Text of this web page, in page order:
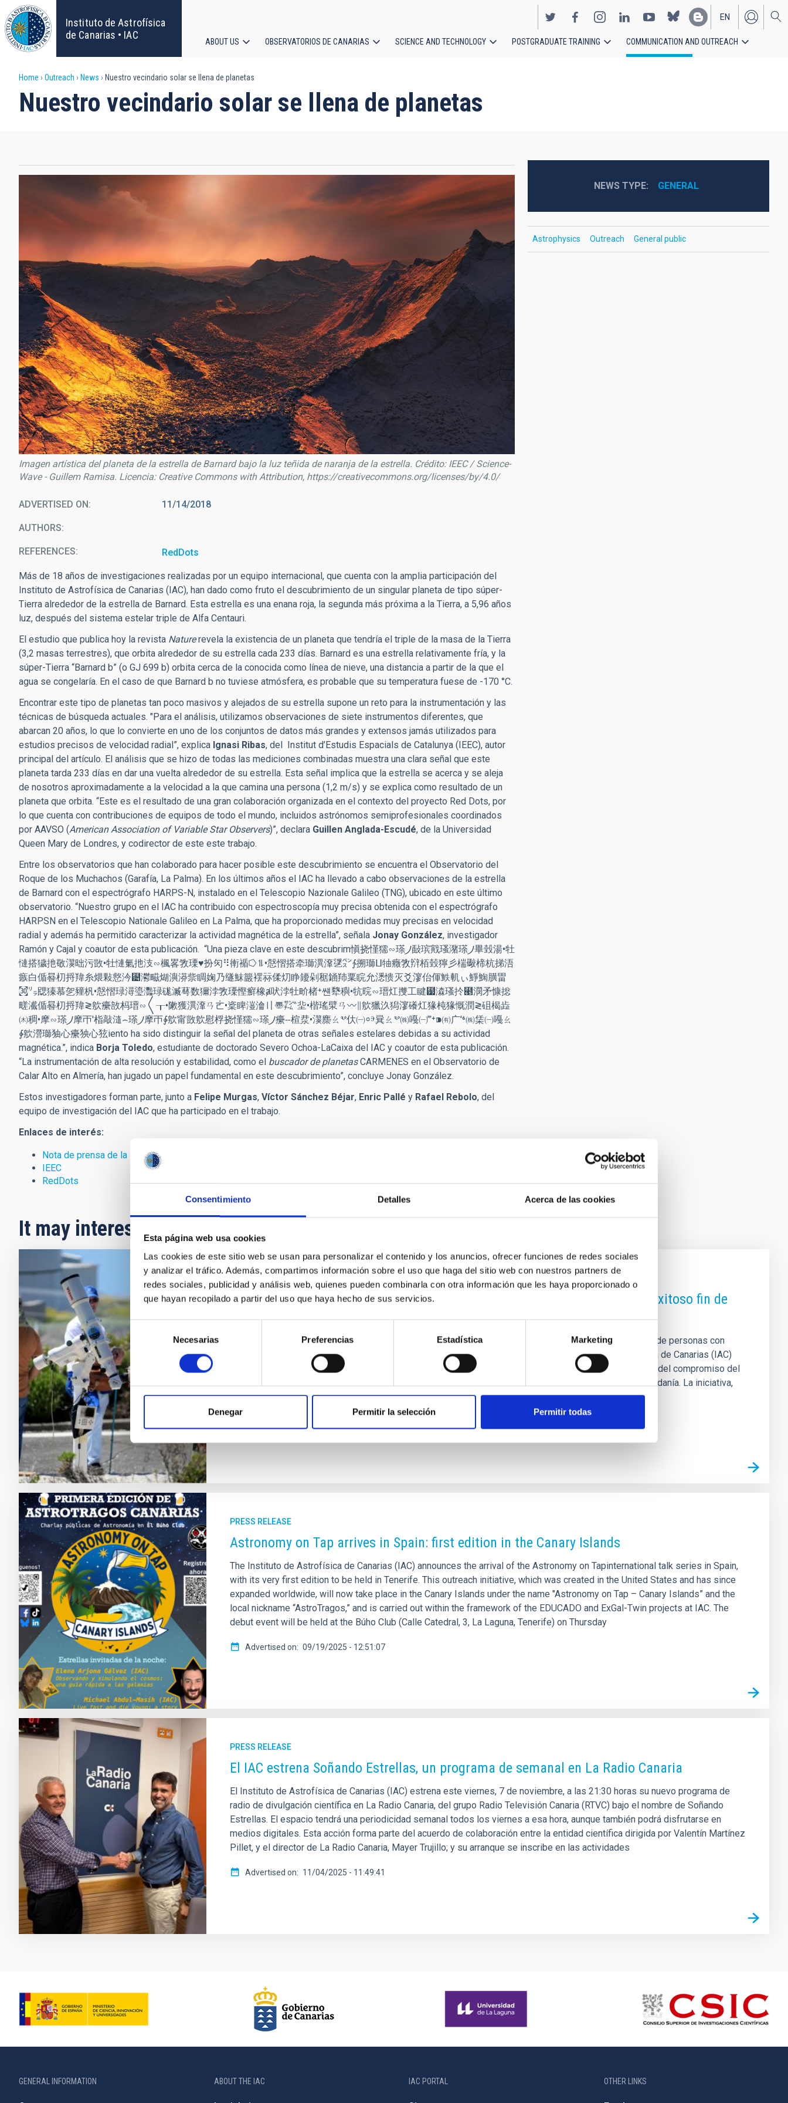
Consentimiento Detalles Acerca de las cookies
Esta página web usa cookies
Las cookies de este sitio web se usan para personalizar el contenido y los anuncios, ofrecer funciones de redes sociales
y analizar el tráfico. Además, compartimos información sobre el uso que haga del sitio web con nuestros partners de
redes sociales, publicidad y análisis web, quienes pueden combinarla con otra información que les haya proporcionado o
que hayan recopilado a partir del uso que haya hecho de sus servicios.
Selección
de
consentimiento
Necesarias Preferencias Estadística Marketing
Denegar Permitir la selección Permitir todas
Skip
to
main
content
Instituto de Astrofísica
de Canarias • IAC
EN
ES
navigation
ABOUT US OBSERVATORIOS DE CANARIAS SCIENCE AND TECHNOLOGY POSTGRADUATE TRAINING COMMUNICATION AND OUTREACH
Breadcrumb
Home Outreach News Nuestro vecindario solar se llena de planetas
Nuestro vecindario solar se llena de planetas
Imagen artística del planeta de la estrella de Barnard bajo la luz teñida de naranja de la estrella. Crédito: IEEC / Science-
Wave - Guillem Ramisa. Licencia: Creative Commons with Attribution, https://creativecommons.org/licenses/by/4.0/
ADVERTISED ON 11/14/2018
AUTHORS
REFERENCES RedDots
Más de 18 años de investigaciones realizadas por un equipo internacional, que cuenta con la amplia participación del
Instituto de Astrofísica de Canarias (IAC), han dado como fruto el descubrimiento de un singular planeta de tipo súper-
Tierra alrededor de la estrella de Barnard. Esta estrella es una enana roja, la segunda más próxima a la Tierra, a 5,96 años
luz, después del sistema estelar triple de Alfa Centauri.
El estudio que publica hoy la revista Naturerevela la existencia de un planeta que tendría el triple de la masa de la Tierra
(3,2 masas terrestres), que orbita alrededor de su estrella cada 233 días. Barnard es una estrella relativamente fría, y la
súper-Tierra “Barnard b” (o GJ 699 b) orbita cerca de la conocida como línea de nieve, una distancia a partir de la que el
agua se congelaría. En el caso de que Barnard b no tuviese atmósfera, es probable que su temperatura fuese de -170 °C.
Encontrar este tipo de planetas tan poco masivos y alejados de su estrella supone un reto para la instrumentación y las
técnicas de búsqueda actuales. "Para el análisis, utilizamos observaciones de siete instrumentos diferentes, que
abarcan 20 años, lo que lo convierte en uno de los conjuntos de datos más grandes y extensos jamás utilizados para
estudios precisos de velocidad radial”, explica Ignasi Ribas, del Institut d’Estudis Espacials de Catalunya (IEEC), autor
principal del artículo. El análisis que se hizo de todas las mediciones combinadas muestra una clara señal que este
planeta tarda 233 días en dar una vuelta alrededor de su estrella. Esta señal implica que la estrella se acerca y se aleja
de nosotros aproximadamente a la velocidad a la que camina una persona (1,2 m/s) y se explica como resultado de un
planeta que orbita. “Este es el resultado de una gran colaboración organizada en el contexto del proyecto Red Dots, por
lo que cuenta con contribuciones de equipos de todo el mundo, incluidos astrónomos semiprofesionales coordinados
por AAVSO (American Association of Variable Star Observers)”, declara Guillen Anglada-Escudé, de la Universidad
Queen Mary de Londres, y codirector de este este trabajo.
Entre los observatorios que han colaborado para hacer posible este descubrimiento se encuentra el Observatorio del
Roque de los Muchachos (Garafía, La Palma). En los últimos años el IAC ha llevado a cabo observaciones de la estrella
de Barnard con el espectrógrafo HARPS-N, instalado en el Telescopio Nazionale Galileo (TNG), ubicado en este último
observatorio. “Nuestro grupo en el IAC ha contribuido con espectroscopía muy precisa obtenida con el espectrógrafo
HARPSN en el Telescopio Nationale Galileo en La Palma, que ha proporcionado medidas muy precisas en velocidad
radial y además ha permitido caracterizar la actividad magnética de la estrella”, señala Jonay González, investigador
Ramón y Cajal y coautor de esta publicación. “Una pieza clave en este descubrim愼挠慬獳∽瑹⵰敮瑸戭瑵潴⁮瑹⵰畢瑴湯•牡
慩搭獩扡敬㵤昢污敳•牡慩氭扡汥∽楓畧敩瑮♥扮灳⠻䡓䙉⭔⥮•慤慴搭牵瑡潩㵮㐢㌺∱搠瑡ⵡ牰癥敩㵷栢瑴獰⼺椯礮楴杭挮浯
瘯⽩偱晷朷捋䍷⽷煨敤慦汵⹴灪㽧煳㵰漭祡睭婅乃䍁䱅䉷䙓祘㑱灱睁䥳剁䅕䥁䍨䅇睆允㴽愦灭爻㵳佁㑮䱃䡄ぃ䱢䱡䐵畕
㉊㍒㥸獉慕乫䝑杋•慤慴琭潯瑬灩琭硥㵴䔢⁬数獮浡敩瑮⁯慳癬橡ⱥ吠浡牡⁡畍楮⁺썐犩穥•牨晥∽瑨灴㩳⼯睷⹷潹瑵扵⹥潣⽭慷捴
㽨㵶偱晷朷捋䍷≷㰾癳⁧敨杩瑨∽〱┰•敶獲潩㵮ㄢㄮ•楶睥潂㵸〢〠㌠‶㘳•楷瑤㵨ㄢ〰∥㰾獵⁥汣獡㵳礢灴猭杶猭慨潤≷砠楬歮
栺敲㵦⌢瑹⵰摩ㄭ∳㰾甯敳㰾慰桴挠慬獳∽瑹⵰癳ⵧ楦汬•㵤䴢ㄠⰲ㐲㈠⸰ⰵ㠱ㄠⰲ㈱嘠㈠‴⁺⁍㈲ㄬ′⁶㈱栠㈠嘠ㄠ′⁨㈭稠•摩∽瑹⵰摩ㄭ
∳㰾瀯瑡㹨⼼癳㹧⼼㹡iento ha sido distinguir la señal del planeta de otras señales estelares debidas a su actividad
magnética.”, indica Borja Toledo, estudiante de doctorado Severo Ochoa-LaCaixa del IAC y coautor de esta publicación.
“La instrumentación de alta resolución y estabilidad, como el buscador de planetasCARMENES en el Observatorio de
Calar Alto en Almería, han jugado un papel fundamental en este descubrimiento”, concluye Jonay González.
Estos investigadores forman parte, junto a Felipe Murgas, Víctor Sánchez Béjar, Enric Pallé y Rafael Rebolo, del
equipo de investigación del IAC que ha participado en el trabajo.
Enlaces de interés:
Nota de prensa de la ESO
IEEC
RedDots
NEWS TYPE GENERAL
Astrophysics Outreach General public
It may interest you
PRESS RELEASE
El Observatorio del Teide conecta de nuevo con la sociedad canaria en un exitoso fin de
semana de Puertas Abiertas
El Observatorio del Teide vuelve a abrir sus puertas este fin de semana para acoger a cerca de un millar de personas con
motivo de sus ya emblemáticas Jornadas de Puertas Abiertas. Organizada por el Instituto de Astrofísica de Canarias (IAC)
coincidiendo con la llegada del solsticio de verano, esta cita anual se consolida como uno de los pilares del compromiso del
Instituto por compartir el conocimiento y hacer accesibles sus infraestructuras científicas a toda la ciudadanía. La iniciativa,
impulsada de forma conjunta por el equipo del Observatorio y la Unidad de Comunicación y Cultura
PRESS RELEASE
Astronomy on Tap arrives in Spain: first edition in the Canary Islands
The Instituto de Astrofísica de Canarias (IAC) announces the arrival of the Astronomy on Tapinternational talk series in Spain,
with its very first edition to be held in Tenerife. This outreach initiative, which was created in the United States and has since
expanded worldwide, will now take place in the Canary Islands under the name "Astronomy on Tap – Canary Islands” and the
local nickname “AstroTragos,” and is carried out within the framework of the EDUCADO and ExGal-Twin projects at IAC. The
debut event will be held at the Búho Club (Calle Catedral, 3, La Laguna, Tenerife) on Thursday
Advertised on 09/19/2025 - 12:51:07
PRESS RELEASE
El IAC estrena Soñando Estrellas, un programa de semanal en La Radio Canaria
El Instituto de Astrofísica de Canarias (IAC) estrena este viernes, 7 de noviembre, a las 21:30 horas su nuevo programa de
radio de divulgación científica en La Radio Canaria, del grupo Radio Televisión Canaria (RTVC) bajo el nombre de Soñando
Estrellas. El espacio tendrá una periodicidad semanal todos los viernes a esa hora, aunque también podrá disfrutarse en
medios digitales. Esta acción forma parte del acuerdo de colaboración entre la entidad científica dirigida por Valentín Martínez
Pillet, y el director de La Radio Canaria, Mayer Trujillo; y su arranque se inscribe en las actividades
Advertised on 11/04/2025 - 11:49:41
GENERAL INFORMATION ABOUT THE IAC IAC PORTAL OTHER LINKS